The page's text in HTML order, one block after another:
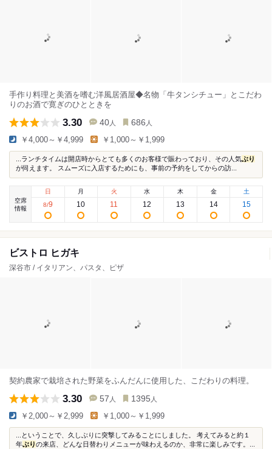
手作り料理と美酒を嗜む洋風居酒屋◆名物「牛タンシチュー」とこだわ
りのお酒で寛ぎのひとときを
3.30 40 人 686 人
￥4,000～￥4,999 ￥1,000～￥1,999
...ランチタイムは開店時からとても多くのお客様で賑わっており、その人気ぶり
が伺えます。 スムーズに入店するためにも、事前の予約をしてからの訪...
空席
情報
日
8/9
月
10
火
11
水
12
木
13
金
14
土
15
ビストロ ヒガキ
深谷市 / イタリアン、パスタ、ピザ
契約農家で栽培された野菜をふんだんに使用した、こだわりの料理。
3.30 57 人 1395 人
￥2,000～￥2,999 ￥1,000～￥1,999
...ということで、久しぶりに突撃してみることにしました。 考えてみると約１
年ぶりの来店、どんな日替わりメニューが味わえるのか、非常に楽しみです。...